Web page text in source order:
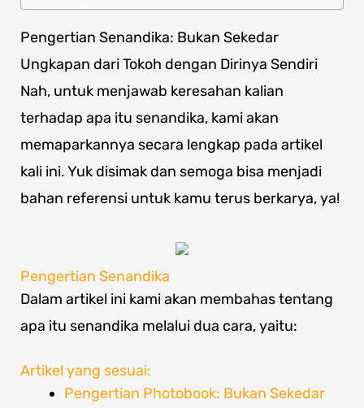
Pengertian Senandika: Bukan Sekedar
Ungkapan dari Tokoh dengan Dirinya Sendiri
Nah, untuk menjawab keresahan kalian
terhadap apa itu senandika, kami akan
memaparkannya secara lengkap pada artikel
kali ini. Yuk disimak dan semoga bisa menjadi
bahan referensi untuk kamu terus berkarya, ya!
Pengertian Senandika
Dalam artikel ini kami akan membahas tentang
apa itu senandika melalui dua cara, yaitu:
Artikel yang sesuai:
Pengertian Photobook: Bukan Sekedar